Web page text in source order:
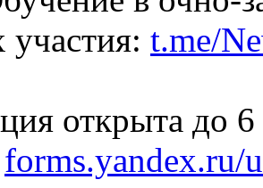
участия: t.me/
открыта до 6
forms.yandex.ru/